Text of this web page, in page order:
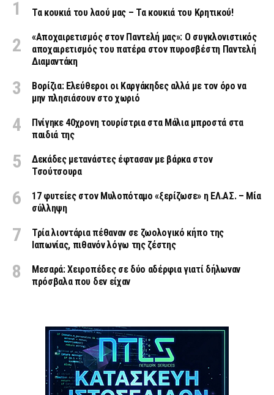
Τα κουκιά του λαού μας – Τα κουκιά του Κρητικού!
«Aποχαιρετισμός στον Παντελή μας»: Ο συγκλονιστικός
αποχαιρετισμός του πατέρα στον πυροσβέστη Παντελή
Διαμαντάκη
Βορίζια: Ελεύθεροι οι Καργάκηδες αλλά με τον όρο να
μην πλησιάσουν στο χωριό
Πνίγηκε 40χρονη τουρίστρια στα Μάλια μπροστά στα
παιδιά της
Δεκάδες μετανάστες έφτασαν με βάρκα στον
Τσούτσουρα
17 φυτείες στον Μυλοπόταμο «ξερίζωσε» η ΕΛ.ΑΣ. – Μία
σύλληψη
Τρία λιοντάρια πέθαναν σε ζωολογικό κήπο της
Ιαπωνίας, πιθανόν λόγω της ζέστης
Μεσαρά: Χειροπέδες σε δύο αδέρφια γιατί δήλωναν
πρόσβαλα που δεν είχαν